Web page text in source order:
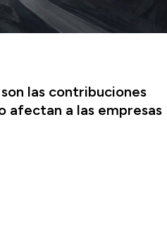
las contribuciones
afectan a las empresas